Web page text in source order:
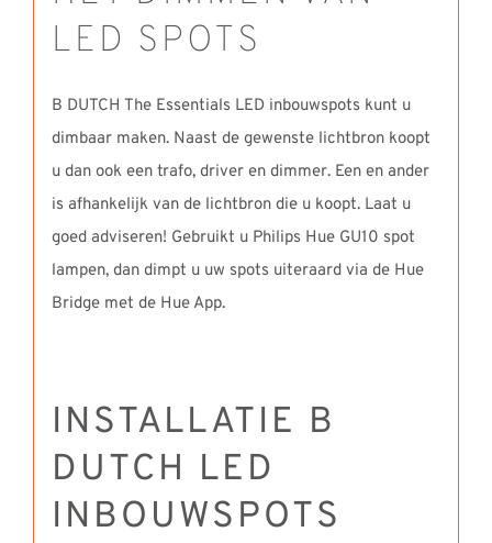
LED SPOTS
B DUTCH The Essentials LED inbouwspots kunt u
dimbaar maken. Naast de gewenste lichtbron koopt
u dan ook een trafo, driver en dimmer. Een en ander
is afhankelijk van de lichtbron die u koopt. Laat u
goed adviseren! Gebruikt u Philips Hue GU10 spot
lampen, dan dimpt u uw spots uiteraard via de Hue
Bridge met de Hue App.
INSTALLATIE B
DUTCH LED
INBOUWSPOTS